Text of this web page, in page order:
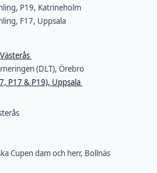
P19, Katrineholm
F17, Uppsala
(DLT), Örebro
P17 & P19), Uppsala
Cupen dam och herr, Bollnäs